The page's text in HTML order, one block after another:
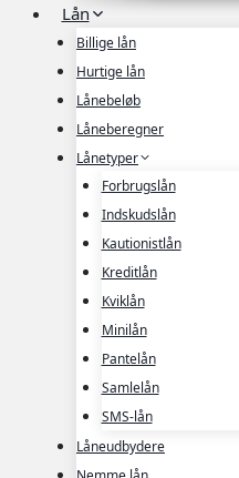
Lån
Billige lån
Hurtige lån
Lånebeløb
Låneberegner
Lånetyper
Forbrugslån
Indskudslån
Kautionistlån
Kreditlån
Kviklån
Minilån
Pantelån
Samlelån
SMS-lån
Låneudbydere